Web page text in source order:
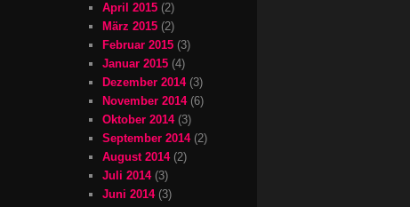
April 2015 (2)
März 2015 (2)
Februar 2015 (3)
Januar 2015 (4)
Dezember 2014(3)
November 2014(6)
Oktober 2014(3)
September 2014(2)
August 2014(2)
Juli 2014(3)
Juni 2014(3)